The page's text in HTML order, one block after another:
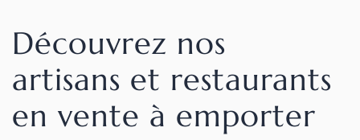
Découvrez nos
artisans et restaurants
en vente à emporter